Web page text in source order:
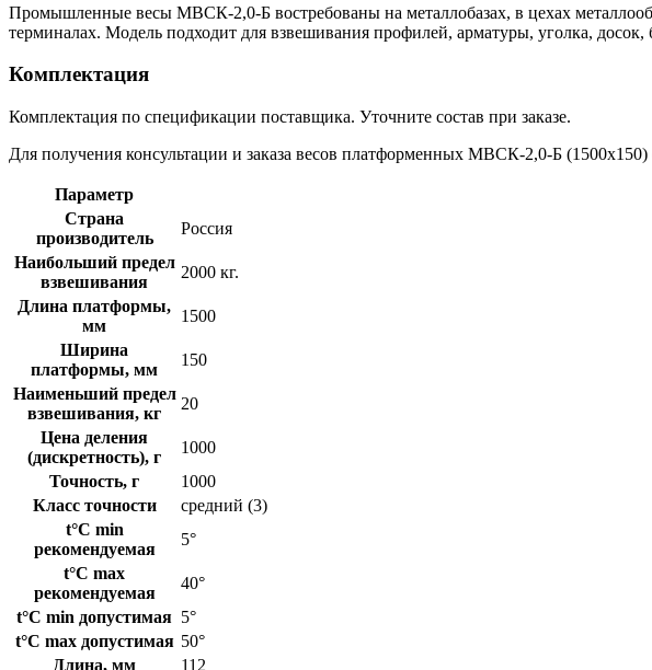
Промышленные весы МВСК-2,0-Б востребованы на металлобазах, в цехах
терминалах. Модель подходит для взвешивания профилей, арматуры, уголка,
Комплектация
Комплектация по спецификации поставщика. Уточните состав при заказе.
Для получения консультации и заказа весов платформенных МВСК-2,0-Б
Параметр
Страна
производитель
Россия
Наибольший предел
взвешивания
2000 кг.
Длина платформы,
мм
1500
Ширина
платформы, мм
150
Наименьший предел
взвешивания, кг
20
Цена деления
(дискретность), г
1000
Точность, г
1000
Класс точности
средний (3)
t°C min
рекомендуемая
5°
t°C max
рекомендуемая
40°
t°C min допустимая 5°
t°C max допустимая 50°
Длина, мм
112